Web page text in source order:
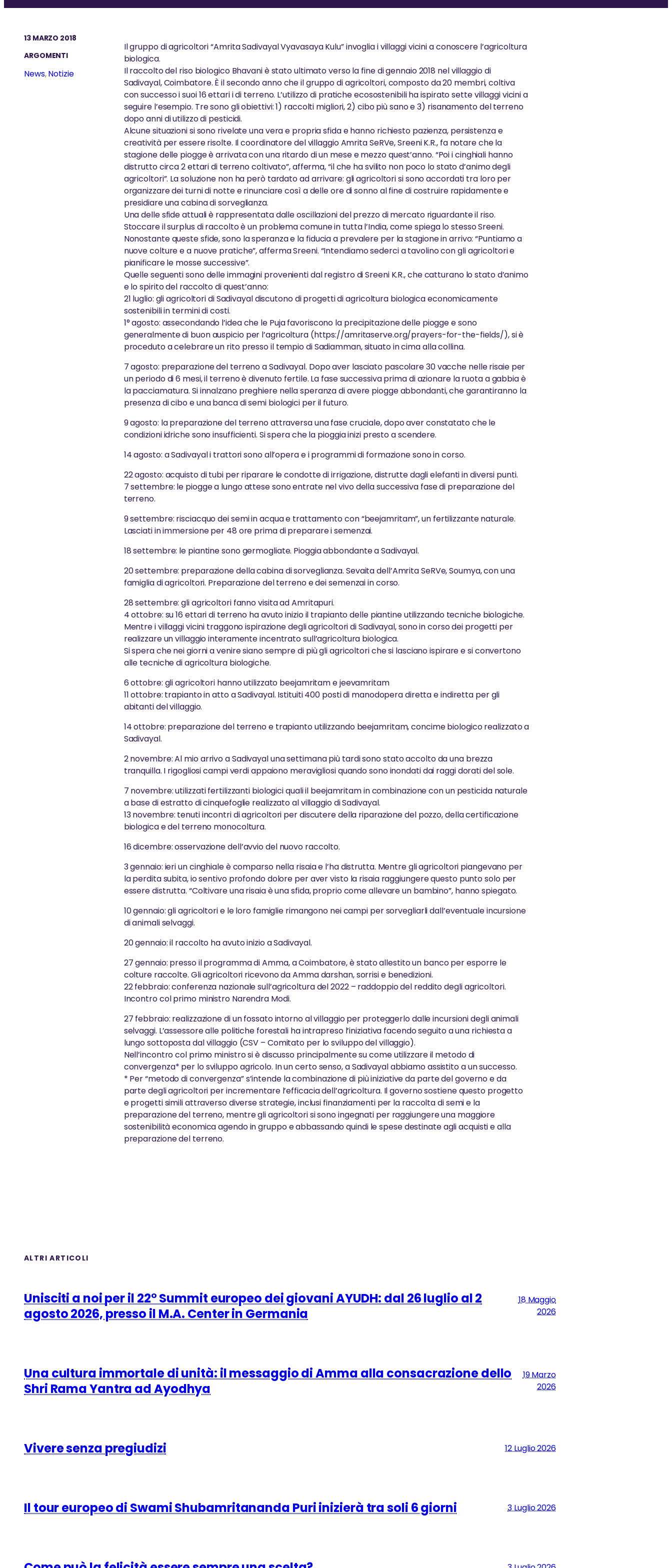
di persone e ne ha ispirate altre
migliaia a seguire il suo cammino
di servizio disinteressato.
guidate e ispirate da Amma
SPIRITUALI
insegna come vivere felici nel
ABBRACCIO AL MONDO
Agnelli che racconta le attività
ispirazione e senso di comunità
LE VISITE DI SWAMI
tiene regolarmente conferenze e
GREENFRIENDS
internazionale che promuove il
AYUDH
compassionevoli
Saggezza e Pratiche Spirituali
La Visita di Amma
AYUDH
13 MARZO 2018
ARGOMENTI
News, Notizie
Il gruppo di agricoltori “Amrita Sadivayal Vyavasaya Kulu” invoglia i villaggi vicini a conoscere l’agricoltura
biologica.
Il raccolto del riso biologico Bhavani è stato ultimato verso la fine di gennaio 2018 nel villaggio di
Sadivayal, Coimbatore. È il secondo anno che il gruppo di agricoltori, composto da 20 membri, coltiva
con successo i suoi 16 ettari i di terreno. L’utilizzo di pratiche ecosostenibili ha ispirato sette villaggi vicini a
seguire l’esempio. Tre sono gli obiettivi: 1) raccolti migliori, 2) cibo più sano e 3) risanamento del terreno
dopo anni di utilizzo di pesticidi.
Alcune situazioni si sono rivelate una vera e propria sfida e hanno richiesto pazienza, persistenza e
creatività per essere risolte. Il coordinatore del villaggio Amrita SeRVe, Sreeni K.R., fa notare che la
stagione delle piogge è arrivata con una ritardo di un mese e mezzo quest’anno. “Poi i cinghiali hanno
distrutto circa 2 ettari di terreno coltivato”, afferma, “il che ha svilito non poco lo stato d’animo degli
agricoltori”. La soluzione non ha però tardato ad arrivare: gli agricoltori si sono accordati tra loro per
organizzare dei turni di notte e rinunciare così a delle ore di sonno al fine di costruire rapidamente e
presidiare una cabina di sorveglianza.
Una delle sfide attuali è rappresentata dalle oscillazioni del prezzo di mercato riguardante il riso.
Stoccare il surplus di raccolto è un problema comune in tutta l’India, come spiega lo stesso Sreeni.
Nonostante queste sfide, sono la speranza e la fiducia a prevalere per la stagione in arrivo: “Puntiamo a
nuove colture e a nuove pratiche”, afferma Sreeni. “Intendiamo sederci a tavolino con gli agricoltori e
pianificare le mosse successive”.
Quelle seguenti sono delle immagini provenienti dal registro di Sreeni K.R., che catturano lo stato d’animo
e lo spirito del raccolto di quest’anno:
21 luglio: gli agricoltori di Sadivayal discutono di progetti di agricoltura biologica economicamente
sostenibili in termini di costi.
1° agosto: assecondando l’idea che le Puja favoriscono la precipitazione delle piogge e sono
generalmente di buon auspicio per l’agricoltura (https://amritaserve.org/prayers-for-the-fields/), si è
proceduto a celebrare un rito presso il tempio di Sadiamman, situato in cima alla collina.
7 agosto: preparazione del terreno a Sadivayal. Dopo aver lasciato pascolare 30 vacche nelle risaie per
un periodo di 6 mesi, il terreno è divenuto fertile. La fase successiva prima di azionare la ruota a gabbia è
la pacciamatura. Si innalzano preghiere nella speranza di avere piogge abbondanti, che garantiranno la
presenza di cibo e una banca di semi biologici per il futuro.
9 agosto: la preparazione del terreno attraversa una fase cruciale, dopo aver constatato che le
condizioni idriche sono insufficienti. Si spera che la pioggia inizi presto a scendere.
14 agosto: a Sadivayal i trattori sono all’opera e i programmi di formazione sono in corso.
22 agosto: acquisto di tubi per riparare le condotte di irrigazione, distrutte dagli elefanti in diversi punti.
7 settembre: le piogge a lungo attese sono entrate nel vivo della successiva fase di preparazione del
terreno.
9 settembre: risciacquo dei semi in acqua e trattamento con “beejamritam”, un fertilizzante naturale.
Lasciati in immersione per 48 ore prima di preparare i semenzai.
18 settembre: le piantine sono germogliate. Pioggia abbondante a Sadivayal.
20 settembre: preparazione della cabina di sorveglianza. Sevaita dell’Amrita SeRVe, Soumya, con una
famiglia di agricoltori. Preparazione del terreno e dei semenzai in corso.
28 settembre: gli agricoltori fanno visita ad Amritapuri.
4 ottobre: su 16 ettari di terreno ha avuto inizio il trapianto delle piantine utilizzando tecniche biologiche.
Mentre i villaggi vicini traggono ispirazione degli agricoltori di Sadivayal, sono in corso dei progetti per
realizzare un villaggio interamente incentrato sull’agricoltura biologica.
Si spera che nei giorni a venire siano sempre di più gli agricoltori che si lasciano ispirare e si convertono
alle tecniche di agricoltura biologiche.
6 ottobre: gli agricoltori hanno utilizzato beejamritam e jeevamritam
11 ottobre: trapianto in atto a Sadivayal. Istituiti 400 posti di manodopera diretta e indiretta per gli
abitanti del villaggio.
14 ottobre: preparazione del terreno e trapianto utilizzando beejamritam, concime biologico realizzato a
Sadivayal.
2 novembre: Al mio arrivo a Sadivayal una settimana più tardi sono stato accolto da una brezza
tranquilla. I rigogliosi campi verdi appaiono meravigliosi quando sono inondati dai raggi dorati del sole.
7 novembre: utilizzati fertilizzanti biologici quali il beejamritam in combinazione con un pesticida naturale
a base di estratto di cinquefoglie realizzato al villaggio di Sadivayal.
13 novembre: tenuti incontri di agricoltori per discutere della riparazione del pozzo, della certificazione
biologica e del terreno monocoltura.
16 dicembre: osservazione dell’avvio del nuovo raccolto.
3 gennaio: ieri un cinghiale è comparso nella risaia e l’ha distrutta. Mentre gli agricoltori piangevano per
la perdita subita, io sentivo profondo dolore per aver visto la risaia raggiungere questo punto solo per
essere distrutta. “Coltivare una risaia è una sfida, proprio come allevare un bambino”, hanno spiegato.
10 gennaio: gli agricoltori e le loro famiglie rimangono nei campi per sorvegliarli dall’eventuale incursione
di animali selvaggi.
20 gennaio: il raccolto ha avuto inizio a Sadivayal.
27 gennaio: presso il programma di Amma, a Coimbatore, è stato allestito un banco per esporre le
colture raccolte. Gli agricoltori ricevono da Amma darshan, sorrisi e benedizioni.
22 febbraio: conferenza nazionale sull’agricoltura del 2022 – raddoppio del reddito degli agricoltori.
Incontro col primo ministro Narendra Modi.
27 febbraio: realizzazione di un fossato intorno al villaggio per proteggerlo dalle incursioni degli animali
selvaggi. L’assessore alle politiche forestali ha intrapreso l’iniziativa facendo seguito a una richiesta a
lungo sottoposta dal villaggio (CSV – Comitato per lo sviluppo del villaggio).
Nell’incontro col primo ministro si è discusso principalmente su come utilizzare il metodo di
convergenza* per lo sviluppo agricolo. In un certo senso, a Sadivayal abbiamo assistito a un successo.
* Per “metodo di convergenza” s’intende la combinazione di più iniziative da parte del governo e da
parte degli agricoltori per incrementare l’efficacia dell’agricoltura. Il governo sostiene questo progetto
e progetti simili attraverso diverse strategie, inclusi finanziamenti per la raccolta di semi e la
preparazione del terreno, mentre gli agricoltori si sono ingegnati per raggiungere una maggiore
sostenibilità economica agendo in gruppo e abbassando quindi le spese destinate agli acquisti e alla
preparazione del terreno.
ALTRI ARTICOLI
Unisciti a noi per il 22° Summit europeo dei giovani AYUDH: dal 26 luglio al 2
agosto 2026, presso il M.A. Center in Germania
18 Maggio
2026
Una cultura immortale di unità: il messaggio di Amma alla consacrazione dello
Shri Rama Yantra ad Ayodhya
19 Marzo
2026
Vivere senza pregiudizi 12 Luglio 2026
Il tour europeo di Swami Shubamritananda Puri inizierà tra soli 6 giorni 3 Luglio 2026